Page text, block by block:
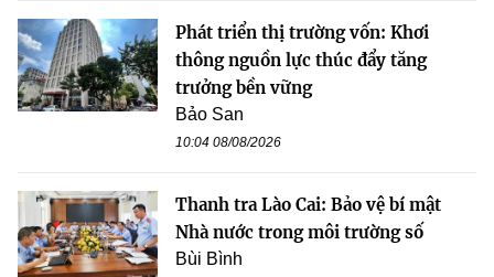
Phát triển thị trường vốn: Khơi
thông nguồn lực thúc đẩy tăng
trưởng bền vững
Bảo San
10:04 08/08/2026
Thanh tra Lào Cai: Bảo vệ bí mật
Nhà nước trong môi trường số
Bùi Bình